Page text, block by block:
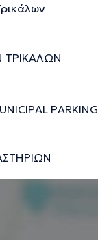
PARKING